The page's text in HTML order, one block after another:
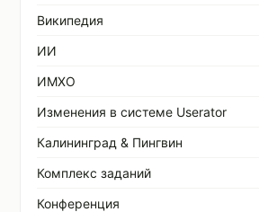
Википедия
ИИ
ИМХО
Изменения в системе Userator
Калининград & Пингвин
Комплекс заданий
Конференция